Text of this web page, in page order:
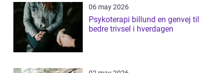
06 may 2026
Psykoterapi billund en genvej til
bedre trivsel i hverdagen